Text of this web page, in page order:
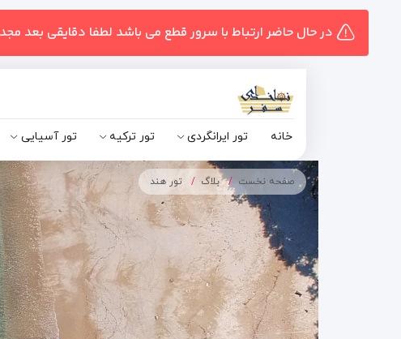
در حال حاضر ارتباط با سرور قطع می باشد لطفا دقایقی بعد
خانه تور ایرانگردی تور ترکیه تور آسیایی
صفحه نخست بلاگ تور هند